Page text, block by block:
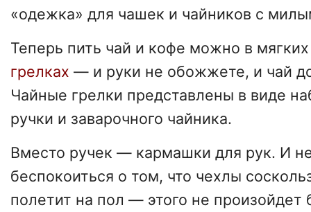
«одежка» для чашек и чайников с
Теперь пить чай и кофе можно в
грелках — и руки не обожжете, и чай
Чайные грелки представлены в виде
ручки и заварочного чайника.
Вместо ручек — кармашки для рук. И
беспокоиться о том, что чехлы
полетит на пол — этого не произойдет